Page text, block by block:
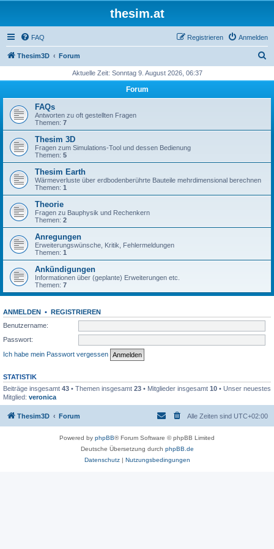
thesim.at
FAQ Anmelden
Registrieren
Thesim3D Forum
h
Aktuelle Zeit: Sonntag 9. August 2026, 06:37
Forum
FAQs
Antworten zu oft gestellten Fragen
Themen: 7
Thesim 3D
Fragen zum Simulations-Tool und dessen Bedienung
Themen: 5
Thesim Earth
Wärmeverluste über erdbodenberührte Bauteile mehrdimensional berechnen
Themen: 1
Theorie
Fragen zu Bauphysik und Rechenkern
Themen: 2
Anregungen
Erweiterungswünsche, Kritik, Fehlermeldungen
Themen: 1
Ankündigungen
Informationen über (geplante) Erweiterungen etc.
Themen: 7
ANMELDEN • REGISTRIEREN
Benutzername:
Passwort:
Ich habe mein Passwort vergessen
STATISTIK
Beiträge insgesamt 43 • Themen insgesamt 23 • Mitglieder insgesamt 10 • Unser neuestes
Mitglied: veronica
Thesim3D Forum Alle Zeiten sind UTC+02:00
Powered by phpBB® Forum Software © phpBB Limited
Deutsche Übersetzung durch phpBB.de
Datenschutz| Nutzungsbedingungen